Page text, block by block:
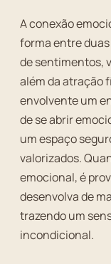
A conexão
forma entre
de sentimentos,
além da atração
envolvente um
de se abrir
um espaço
valorizados.
emocional, é
desenvolva de
trazendo um
incondicional.